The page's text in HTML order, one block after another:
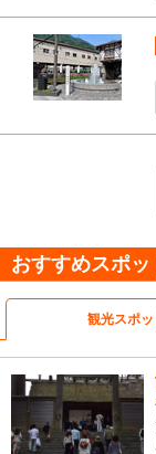
おすすめスポ
観光スポッ